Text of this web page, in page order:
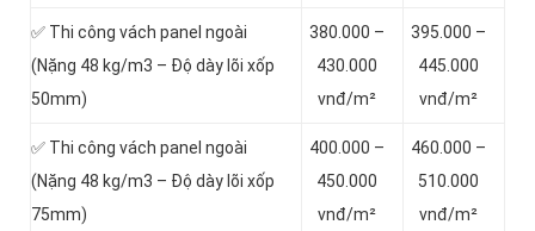
✅ Thi công vách panel ngoài
(Nặng 48 kg/m3 – Độ dày lõi xốp
50mm)
380.000 –
430.000
vnđ/m²
395.000 –
445.000
vnđ/m²
✅ Thi công vách panel ngoài
(Nặng 48 kg/m3 – Độ dày lõi xốp
75mm)
400.000 –
450.000
vnđ/m²
460.000 –
510.000
vnđ/m²